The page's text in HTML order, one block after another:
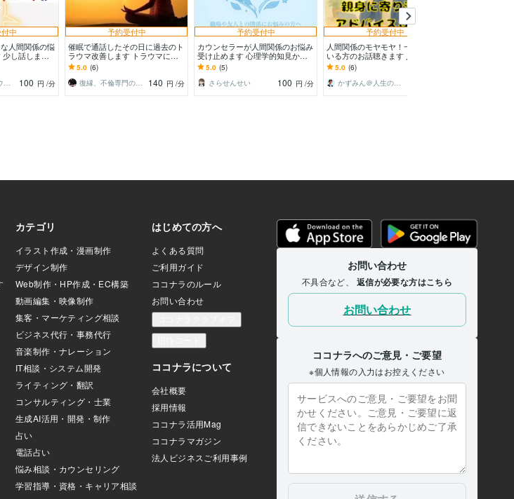
中
人間関係の悩
し話しませ
、心を開放で
椿⭐︎寄り添いカウンセラー
100 円 /分
予約受付中
催眠で通話したその日に過去のト
ラウマ改善します トラウマによ
る自律神経の乱れ、不眠、うつ、
PTSDからの脱却
5.0 (6)
復縁、不倫専門の催眠タロット占い
140 円 /分
予約受付中
カウンセラーが人間関係のお悩み
受け止めます 心理学的知見から
あなたとあの人について読み解い
ていきましょう
5.0 (5)
さらせんせい
100 円 /分
予約受付中
人間関係のモヤモヤ！一人悩んで
いる方のお話聴きます 人間関係
の悩みをブラック経験者が電話で
優しくお聴きします
5.0 (6)
かずみん＠人生のモヤモヤ解消アドバイザー